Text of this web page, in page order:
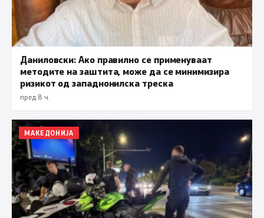
Даниловски: Ако правилно се применуваат
методите на заштита, може да се минимизира
ризикот од западнонилска треска
пред 8 ч.
МАКЕДОНИЈА